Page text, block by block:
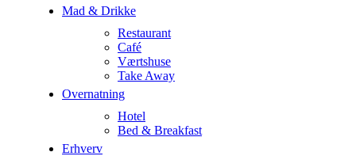
Mad & Drikke
Restaurant
Café
Værtshuse
Take Away
Overnatning
Hotel
Bed & Breakfast
Erhverv